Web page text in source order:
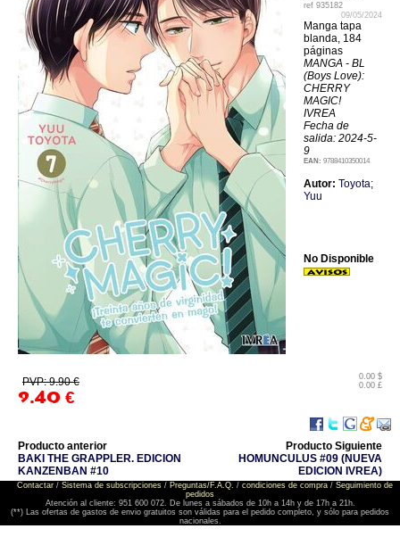
ref 935182
09/05/2024
Manga tapa
blanda, 184
páginas
MANGA - BL
(Boys Love):
CHERRY
MAGIC!
IVREA
Fecha de
salida: 2024-5-
9
EAN: 9788410350014
Autor: Toyota;
Yuu
PVP: 9.90 €
9.40 €
0.00 $
0.00 £
No Disponible
Producto anterior
BAKI THE GRAPPLER. EDICION
KANZENBAN #10
Producto Siguiente
HOMUNCULUS #09 (NUEVA
EDICION IVREA)
Contactar/ Sistema de subscripciones/ Preguntas/F.A.Q. / condiciones de compra/ Seguimiento de
pedidos
Atención al cliente: 951 600 072. De lunes a sábados de 10h a 14h y de 17h a 21h.
(**) Las ofertas de gastos de envio gratuitos son válidas para el pedido completo, y sólo para pedidos
nacionales.